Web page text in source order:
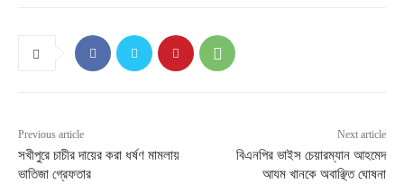
Previous article
সখীপুরে চাচীর দায়ের করা ধর্ষণ মামলায়
ভাতিজা গ্রেফতার
Next article
বিএনপির ভাইস চেয়ারম্যান আহমেদ
আযম খানকে অবাঞ্ছিত ঘোষনা